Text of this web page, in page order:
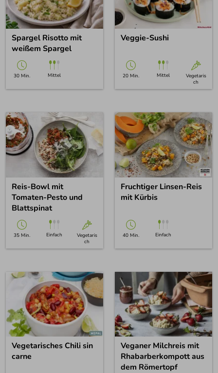
Spargel Risotto mit
weißem Spargel
30 Min. Mittel
Veggie-Sushi
20 Min. Mittel
Vegetaris
ch
Reis-Bowl mit
Tomaten-Pesto und
Blattspinat
35 Min. Einfach
Vegetaris
ch
Fruchtiger Linsen-Reis
mit Kürbis
40 Min. Einfach
Vegetarisches Chili sin
carne
Veganer Milchreis mit
Rhabarberkompott aus
dem Römertopf